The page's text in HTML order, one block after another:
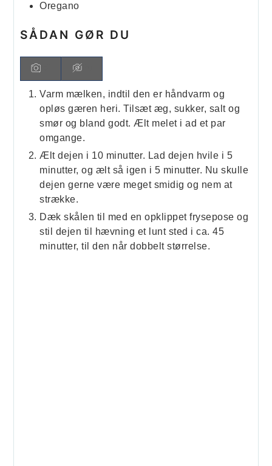
Oregano
SÅDAN GØR DU
Varm mælken, indtil den er håndvarm og
opløs gæren heri. Tilsæt æg, sukker, salt og
smør og bland godt. Ælt melet i ad et par
omgange.
Ælt dejen i 10 minutter. Lad dejen hvile i 5
minutter, og ælt så igen i 5 minutter. Nu skulle
dejen gerne være meget smidig og nem at
strække.
Dæk skålen til med en opklippet frysepose og
stil dejen til hævning et lunt sted i ca. 45
minutter, til den når dobbelt størrelse.